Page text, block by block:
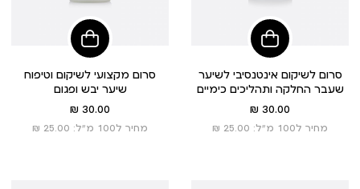
הוסיפי
לסל
סרום לשיקום אינטנסיבי לשיער
שעבר החלקה ותהליכים כימיים
מחיר
מוצר
30.00 ₪
מחיר ל100 מ”ל: 25.00 ₪
הוסיפי
לסל
סרום מקצועי לשיקום וטיפוח
שיער יבש ופגום
מחיר
מוצר
30.00 ₪
מחיר ל100 מ”ל: 25.00 ₪